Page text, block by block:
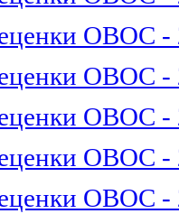
ОВОС -
ОВОС -
ОВОС -
ОВОС -
ОВОС -